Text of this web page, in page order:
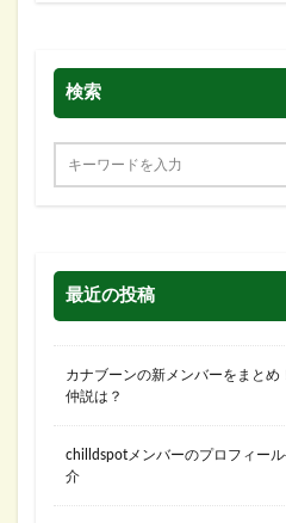
検索
最近の投稿
カナブーンの新メンバーをまと
仲説は？
chilldspotメンバーのプロフィー
介